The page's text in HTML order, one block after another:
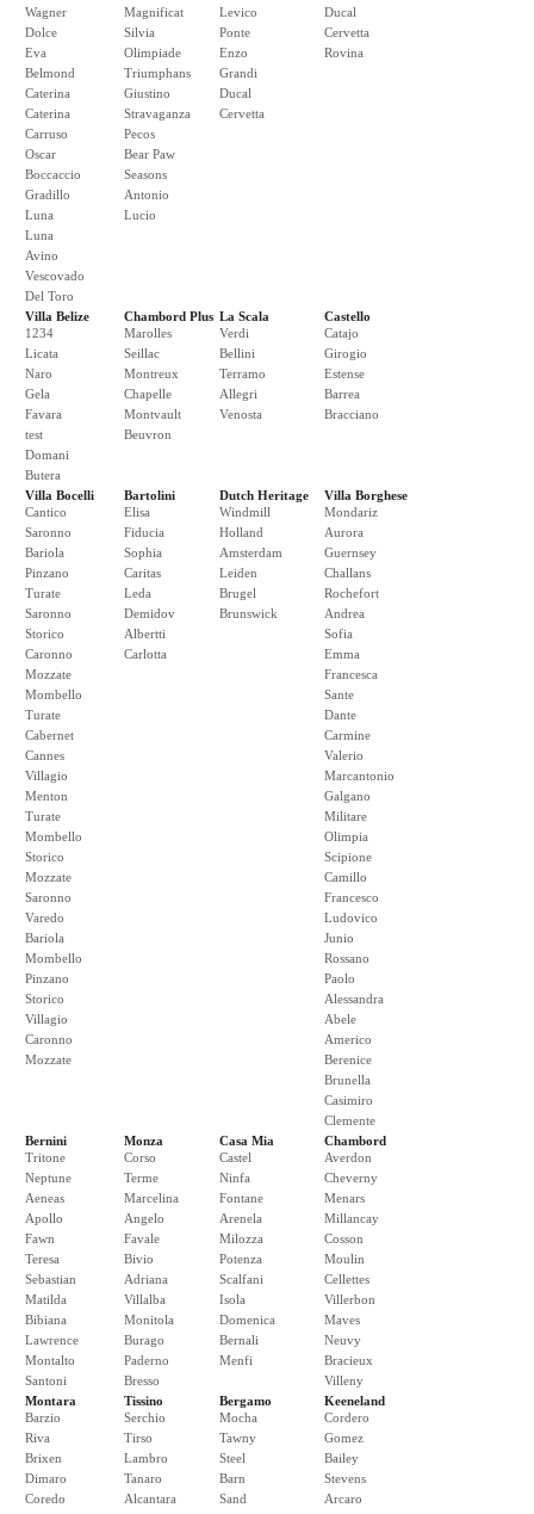
Wagner
Dolce
Eva
Belmond
Caterina
Caterina
Carruso
Oscar
Boccaccio
Gradillo
Luna
Luna
Avino
Vescovado
Del Toro
Magnificat
Silvia
Olimpiade
Triumphans
Giustino
Stravaganza
Pecos
Bear Paw
Seasons
Antonio
Lucio
Levico
Ponte
Enzo
Grandi
Ducal
Cervetta
Ducal
Cervetta
Rovina
Villa Belize
1234
Licata
Naro
Gela
Favara
test
Domani
Butera
Chambord Plus
Marolles
Seillac
Montreux
Chapelle
Montvault
Beuvron
La Scala
Verdi
Bellini
Terramo
Allegri
Venosta
Castello
Catajo
Girogio
Estense
Barrea
Bracciano
Villa Bocelli
Cantico
Saronno
Bariola
Pinzano
Turate
Saronno
Storico
Caronno
Mozzate
Mombello
Turate
Cabernet
Cannes
Villagio
Menton
Turate
Mombello
Storico
Mozzate
Saronno
Varedo
Bariola
Mombello
Pinzano
Storico
Villagio
Caronno
Mozzate
Bartolini
Elisa
Fiducia
Sophia
Caritas
Leda
Demidov
Albertti
Carlotta
Dutch Heritage
Windmill
Holland
Amsterdam
Leiden
Brugel
Brunswick
Villa Borghese
Mondariz
Aurora
Guernsey
Challans
Rochefort
Andrea
Sofia
Emma
Francesca
Sante
Dante
Carmine
Valerio
Marcantonio
Galgano
Militare
Olimpia
Scipione
Camillo
Francesco
Ludovico
Junio
Rossano
Paolo
Alessandra
Abele
Americo
Berenice
Brunella
Casimiro
Clemente
Bernini
Tritone
Neptune
Aeneas
Apollo
Fawn
Teresa
Sebastian
Matilda
Bibiana
Lawrence
Montalto
Santoni
Monza
Corso
Terme
Marcelina
Angelo
Favale
Bivio
Adriana
Villalba
Monitola
Burago
Paderno
Bresso
Casa Mia
Castel
Ninfa
Fontane
Arenela
Milozza
Potenza
Scalfani
Isola
Domenica
Bernali
Menfi
Chambord
Averdon
Cheverny
Menars
Millancay
Cosson
Moulin
Cellettes
Villerbon
Maves
Neuvy
Bracieux
Villeny
Montara
Barzio
Riva
Brixen
Dimaro
Coredo
Tissino
Serchio
Tirso
Lambro
Tanaro
Alcantara
Bergamo
Mocha
Tawny
Steel
Barn
Sand
Keeneland
Cordero
Gomez
Bailey
Stevens
Arcaro